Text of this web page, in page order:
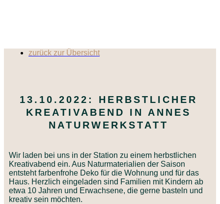
zurück zur Übersicht
13.10.2022: HERBSTLICHER
KREATIVABEND IN ANNES
NATURWERKSTATT
Wir laden bei uns in der Station zu einem herbstlichen
Kreativabend ein. Aus Naturmaterialien der Saison
entsteht farbenfrohe Deko für die Wohnung und für das
Haus. Herzlich eingeladen sind Familien mit Kindern ab
etwa 10 Jahren und Erwachsene, die gerne basteln und
kreativ sein möchten.